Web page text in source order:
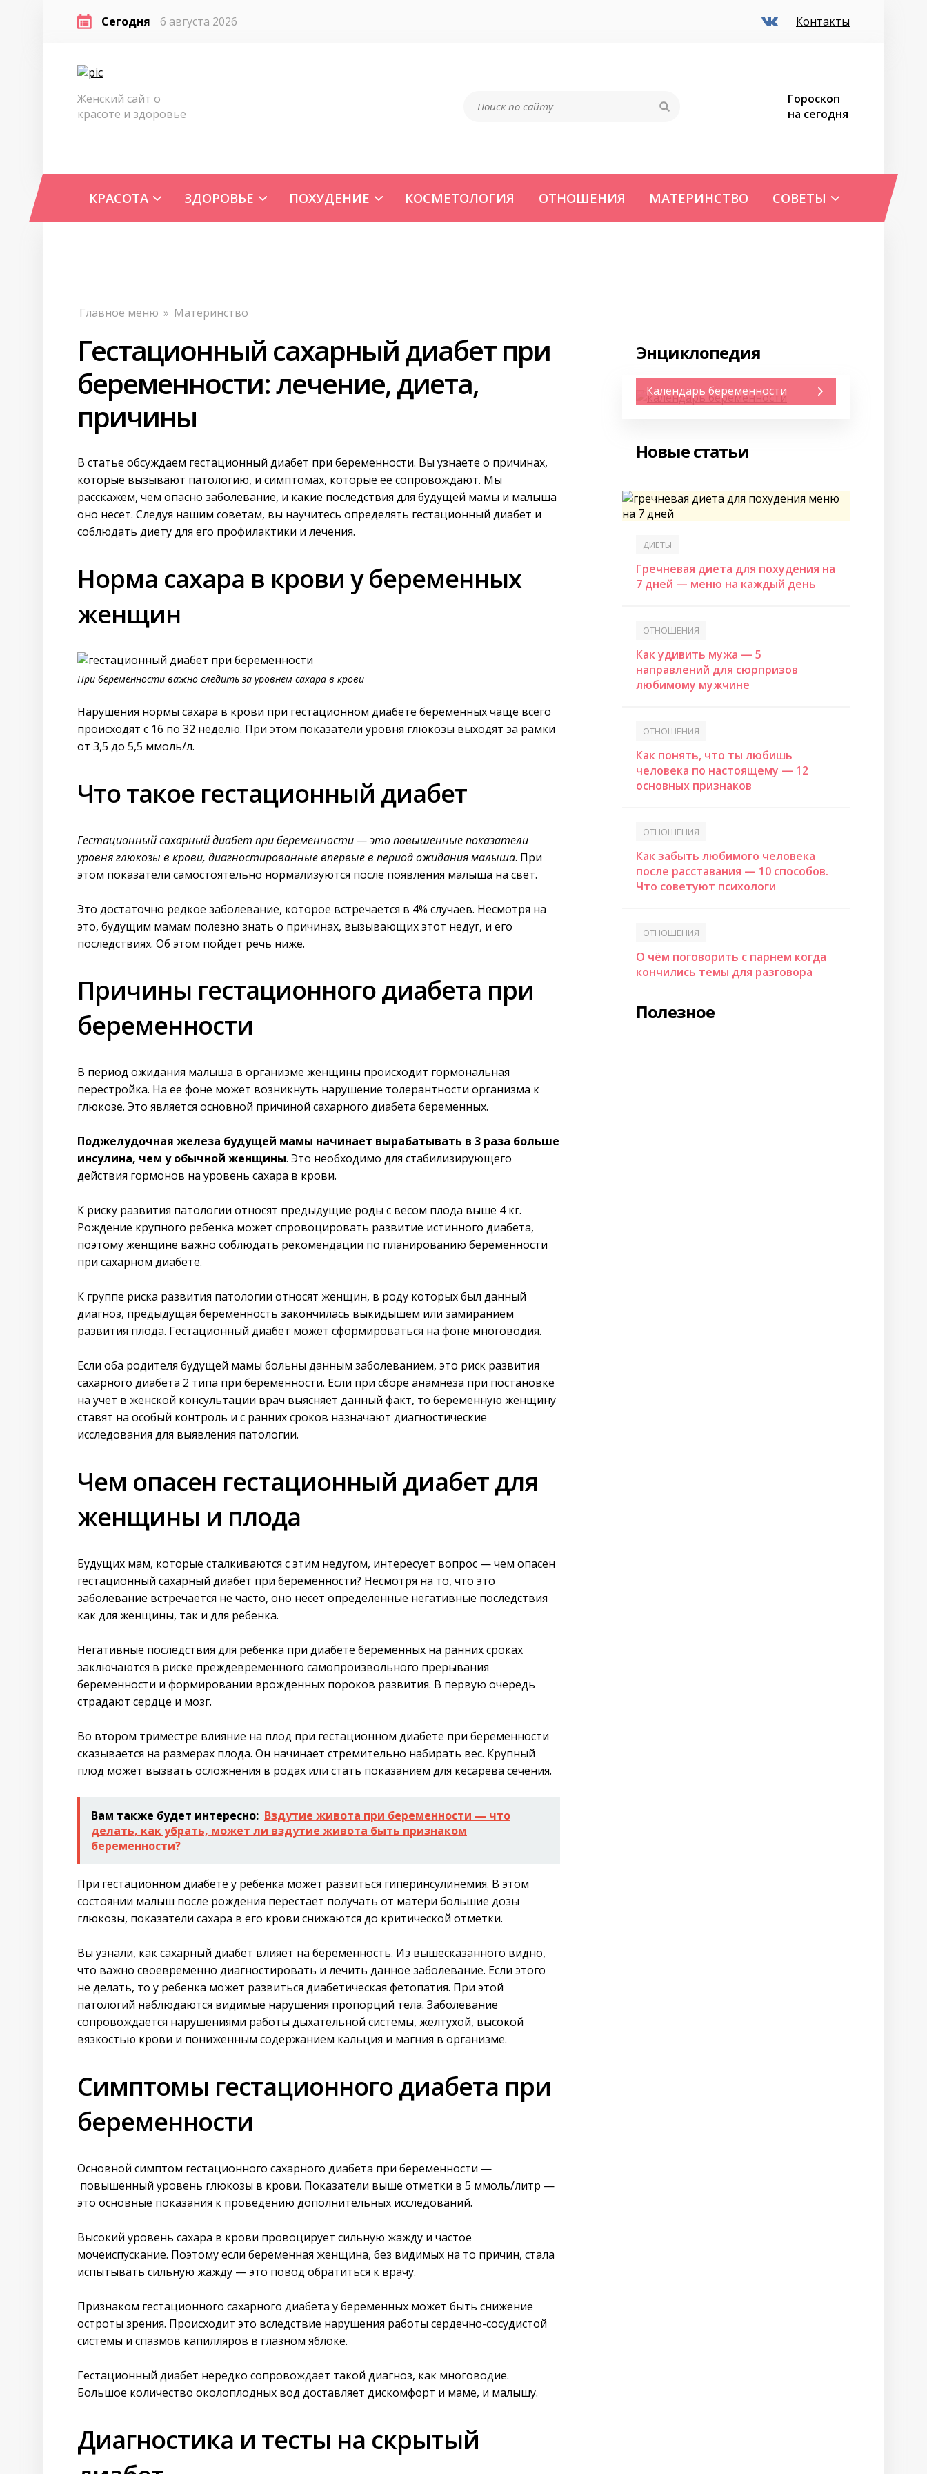
Сегодня 6 августа 2026 Контакты
Женский сайт о
красоте и здоровье
Гороскоп
на сегодня
КРАСОТА ЗДОРОВЬЕ ПОХУДЕНИЕ КОСМЕТОЛОГИЯ ОТНОШЕНИЯ МАТЕРИНСТВО СОВЕТЫ
Главное меню » Материнство
Гестационный сахарный диабет при
беременности: лечение, диета,
причины
В статье обсуждаем гестационный диабет при беременности. Вы узнаете о причинах,
которые вызывают патологию, и симптомах, которые ее сопровождают. Мы
расскажем, чем опасно заболевание, и какие последствия для будущей мамы и малыша
оно несет. Следуя нашим советам, вы научитесь определять гестационный диабет и
соблюдать диету для его профилактики и лечения.
Норма сахара в крови у беременных
женщин
При беременности важно следить за уровнем сахара в крови
Нарушения нормы сахара в крови при гестационном диабете беременных чаще всего
происходят с 16 по 32 неделю. При этом показатели уровня глюкозы выходят за рамки
от 3,5 до 5,5 ммоль/л.
Что такое гестационный диабет
Гестационный сахарный диабет при беременности — это повышенные показатели
уровня глюкозы в крови, диагностированные впервые в период ожидания малыша. При
этом показатели самостоятельно нормализуются после появления малыша на свет.
Это достаточно редкое заболевание, которое встречается в 4% случаев. Несмотря на
это, будущим мамам полезно знать о причинах, вызывающих этот недуг, и его
последствиях. Об этом пойдет речь ниже.
Причины гестационного диабета при
беременности
В период ожидания малыша в организме женщины происходит гормональная
перестройка. На ее фоне может возникнуть нарушение толерантности организма к
глюкозе. Это является основной причиной сахарного диабета беременных.
Поджелудочная железа будущей мамы начинает вырабатывать в 3 раза больше
инсулина, чем у обычной женщины. Это необходимо для стабилизирующего
действия гормонов на уровень сахара в крови.
К риску развития патологии относят предыдущие роды с весом плода выше 4 кг.
Рождение крупного ребенка может спровоцировать развитие истинного диабета,
поэтому женщине важно соблюдать рекомендации по планированию беременности
при сахарном диабете.
К группе риска развития патологии относят женщин, в роду которых был данный
диагноз, предыдущая беременность закончилась выкидышем или замиранием
развития плода. Гестационный диабет может сформироваться на фоне многоводия.
Если оба родителя будущей мамы больны данным заболеванием, это риск развития
сахарного диабета 2 типа при беременности. Если при сборе анамнеза при постановке
на учет в женской консультации врач выясняет данный факт, то беременную женщину
ставят на особый контроль и с ранних сроков назначают диагностические
исследования для выявления патологии.
Чем опасен гестационный диабет для
женщины и плода
Будущих мам, которые сталкиваются с этим недугом, интересует вопрос — чем опасен
гестационный сахарный диабет при беременности? Несмотря на то, что это
заболевание встречается не часто, оно несет определенные негативные последствия
как для женщины, так и для ребенка.
Негативные последствия для ребенка при диабете беременных на ранних сроках
заключаются в риске преждевременного самопроизвольного прерывания
беременности и формировании врожденных пороков развития. В первую очередь
страдают сердце и мозг.
Во втором триместре влияние на плод при гестационном диабете при беременности
сказывается на размерах плода. Он начинает стремительно набирать вес. Крупный
плод может вызвать осложнения в родах или стать показанием для кесарева сечения.
Вам также будет интересно: Вздутие живота при беременности — что
делать, как убрать, может ли вздутие живота быть признаком
беременности?
При гестационном диабете у ребенка может развиться гиперинсулинемия. В этом
состоянии малыш после рождения перестает получать от матери большие дозы
глюкозы, показатели сахара в его крови снижаются до критической отметки.
Вы узнали, как сахарный диабет влияет на беременность. Из вышесказанного видно,
что важно своевременно диагностировать и лечить данное заболевание. Если этого
не делать, то у ребенка может развиться диабетическая фетопатия. При этой
патологий наблюдаются видимые нарушения пропорций тела. Заболевание
сопровождается нарушениями работы дыхательной системы, желтухой, высокой
вязкостью крови и пониженным содержанием кальция и магния в организме.
Симптомы гестационного диабета при
беременности
Основной симптом гестационного сахарного диабета при беременности —
повышенный уровень глюкозы в крови. Показатели выше отметки в 5 ммоль/литр —
это основные показания к проведению дополнительных исследований.
Высокий уровень сахара в крови провоцирует сильную жажду и частое
мочеиспускание. Поэтому если беременная женщина, без видимых на то причин, стала
испытывать сильную жажду — это повод обратиться к врачу.
Признаком гестационного сахарного диабета у беременных может быть снижение
остроты зрения. Происходит это вследствие нарушения работы сердечно-сосудистой
системы и спазмов капилляров в глазном яблоке.
Гестационный диабет нередко сопровождает такой диагноз, как многоводие.
Большое количество околоплодных вод доставляет дискомфорт и маме, и малышу.
Диагностика и тесты на скрытый
Энциклопедия
Календарь беременности
Новые статьи
ДИЕТЫ
Гречневая диета для похудения на
7 дней — меню на каждый день
ОТНОШЕНИЯ
Как удивить мужа — 5
направлений для сюрпризов
любимому мужчине
ОТНОШЕНИЯ
Как понять, что ты любишь
человека по настоящему — 12
основных признаков
ОТНОШЕНИЯ
Как забыть любимого человека
после расставания — 10 способов.
Что советуют психологи
ОТНОШЕНИЯ
О чём поговорить с парнем когда
кончились темы для разговора
Полезное